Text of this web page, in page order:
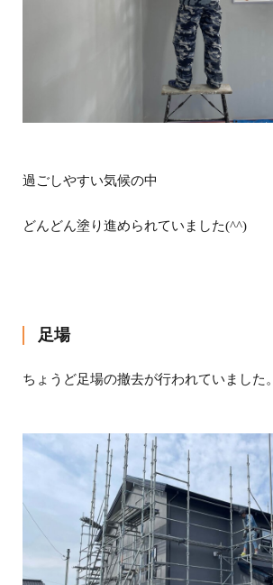
過ごしやすい気候の中
どんどん塗り進められていました(^^)
足場
ちょうど足場の撤去が行われていました。